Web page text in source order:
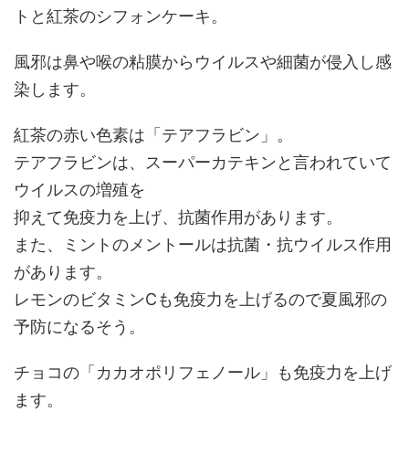
トと紅茶のシフォンケーキ。
風邪は鼻や喉の粘膜からウイルスや細菌が侵入し感
染します。
紅茶の赤い色素は「テアフラビン」。
テアフラビンは、スーパーカテキンと言われていて
ウイルスの増殖を
抑えて免疫力を上げ、抗菌作用があります。
また、ミントのメントールは抗菌・抗ウイルス作用
があります。
レモンのビタミンCも免疫力を上げるので夏風邪の
予防になるそう。
チョコの「カカオポリフェノール」も免疫力を上げ
ます。